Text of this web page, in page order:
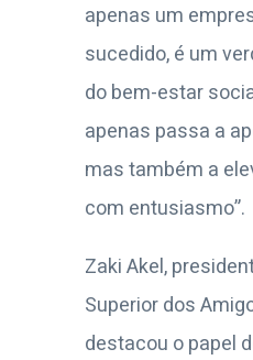
apenas um
sucedido, é um
do bem-estar
apenas passa a
mas também a
com entusiasmo”.
Zaki Akel,
Superior dos
destacou o papel